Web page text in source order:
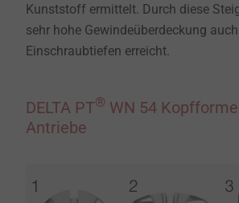
Kunststoff ermittelt. Durch diese
sehr hohe Gewindeüberdeckung
Einschraubtiefen erreicht.
DELTA PT® WN 54
Antriebe